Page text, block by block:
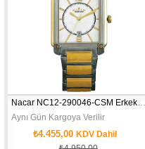
Nacar NC12-290046-CSM Erkek Kol Saati
Aynı Gün Kargoya Verilir
₺4.455,00 KDV Dahil